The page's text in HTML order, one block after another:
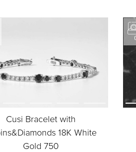
Cusi Bracelet with
18K White
Gold 750